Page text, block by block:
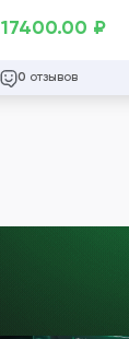
17400.00 ₽
0 отзывов